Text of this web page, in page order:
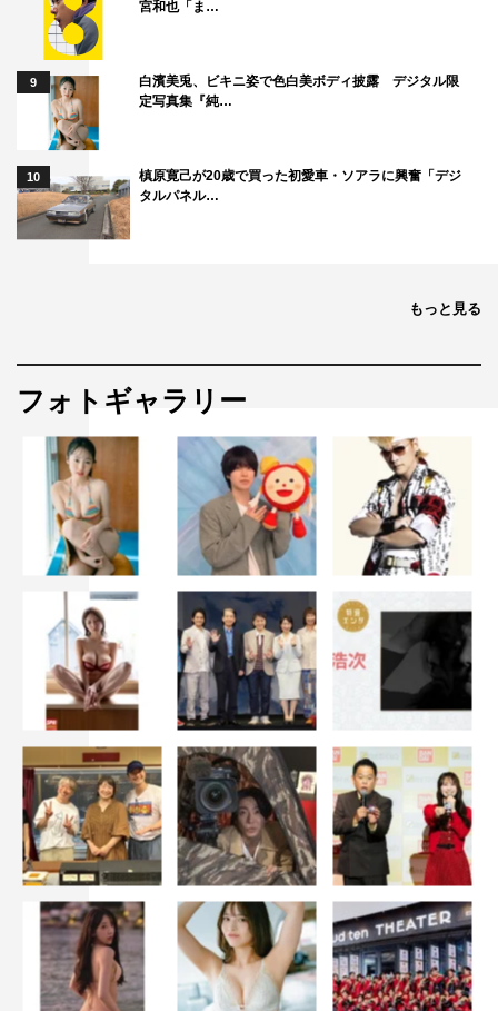
宮和也「ま…
9
白濱美兎、ビキニ姿で色白美ボディ披露 デジタル限
定写真集『純…
10
槙原寛己が20歳で買った初愛車・ソアラに興奮「デジ
タルパネル…
もっと見る
フォトギャラリー